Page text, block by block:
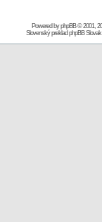
Powered byphpBB© 2001,
Slovenský preklad phpBB Slovak